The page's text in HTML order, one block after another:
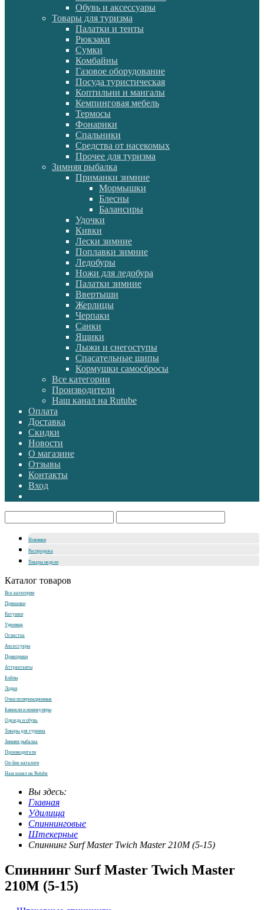
Обувь и аксессуары
Товары для туризма
Палатки и тенты
Рюкзаки
Сумки
Комбайны
Газовое оборудование
Посуда туристическая
Коптильни и мангалы
Кемпинговая мебель
Термосы
Фонарики
Спальники
Средства от насекомых
Прочее для туризма
Зимняя рыбалка
Приманки зимние
Мормышки
Блесны
Балансиры
Удочки
Кивки
Лески зимние
Поплавки зимние
Ледобуры
Ножи для ледобура
Палатки зимние
Ввертыши
Жерлицы
Черпаки
Санки
Ящики
Лыжи и снегоступы
Спасательные шипы
Кормушки самосбросы
Все категории
Производители
Наш канал на Rutube
Оплата
Доставка
Скидки
Новости
О магазине
Отзывы
Контакты
Вход
Новинки
Распродажа
Товары недели
Каталог товаров
Все категории
Приманки
Катушки
Удилища
Оснастка
Аксессуары
Прикормки
Аттрактанты
Бойлы
Лодки
Очки поляризационные
Бинокли и монокуляры
Одежда и обувь
Товары для туризма
Зимняя рыбалка
Производители
On-line каталоги
Наш канал на Rutube
Вы здесь:
Главная
Удилища
Спиннинговые
Штекерные
Спиннинг Surf Master Twich Master 210M (5-15)
Спиннинг Surf Master Twich Master
210M (5-15)